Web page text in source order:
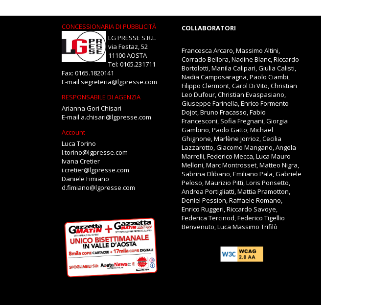
CONCESSIONARIA DI PUBBLICITÀ
LG PRESSE S.R.L.
via Festaz, 52
11100 AOSTA
Tel: 0165.231711
Fax: 0165.1820141
E-mail segreteria@lgpresse.com
RESPONSABILE DI AGENZIA
Arianna Gori Chisari
E-mail a.chisari@lgpresse.com
Account
Luca Torino
l.torino@lgpresse.com
Ivana Cretier
i.cretier@lgpresse.com
Daniele Fimiano
d.fimiano@lgpresse.com
COLLABORATORI
Francesca Arcaro, Massimo Altini,
Corrado Bellora, Nadine Blanc, Riccardo
Bortolotti, Manila Calipari, Giulia Calisti,
Nadia Camposaragna, Paolo Ciambi,
Filippo Clermont, Carol Di Vito, Christian
Leo Dufour, Christian Evaspasiano,
Giuseppe Farinella, Enrico Formento
Dojot, Bruno Fracasso, Fabio
Francesconi, Sofia Fregnani, Giorgia
Gambino, Paolo Gatto, Michael
Ghignone, Marlène Jorrioz, Cecilia
Lazzarotto, Giacomo Mangano, Angela
Marrelli, Federico Mecca, Luca Mauro
Melloni, Marc Montrosset, Matteo Nigra,
Sabrina Olibano, Emiliano Pala, Gabriele
Peloso, Maurizio Pitti, Loris Ponsetto,
Andrea Portigliatti, Mattia Pramotton,
Deniel Pession, Raffaele Romano,
Enrico Ruggeri, Riccardo Savoye,
Federica Tercinod, Federico Tigellio
Benvenuto, Luca Massimo Trifilò